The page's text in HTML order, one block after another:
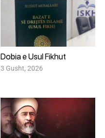
Dobia e Usul Fikhut
3 Gusht, 2026